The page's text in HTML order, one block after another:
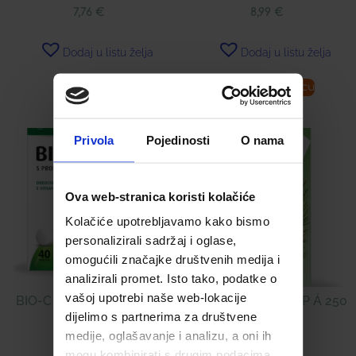
Privola Pojedinosti O nama
Ova web-stranica koristi kolačiće
Kolačiće upotrebljavamo kako bismo
personalizirali sadržaj i oglase,
omogućili značajke društvenih medija i
analizirali promet. Isto tako, podatke o
vašoj upotrebi naše web-lokacije
dijelimo s partnerima za društvene
medije, oglašavanje i analizu, a oni ih
7,76 €
Dodaj u listu želja
Pročitaj više
8,99 €
Dodaj u listu želja
Dodaj u košaricu
BIO-C 500 ® TABLETE Á
40
9,99 €
ALPENKRAFT SIRUP Á 250
16,99